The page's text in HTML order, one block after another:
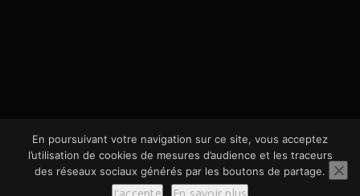
© SCom Multimédia 2024
En poursuivant votre navigation sur ce site, vous acceptez
l’utilisation de cookies de mesures d’audience et les traceurs
des réseaux sociaux générés par les boutons de partage.